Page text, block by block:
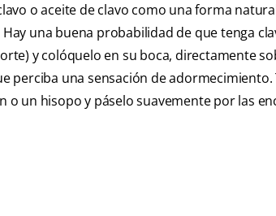
o aceite de clavo como una forma
una buena probabilidad de que tenga
y colóquelo en su boca, directamente
perciba una sensación de
un hisopo y páselo suavemente por las